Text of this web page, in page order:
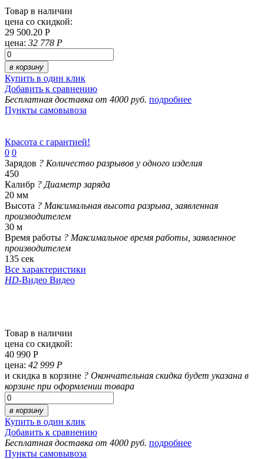
Товар в наличии
цена со скидкой:
29 500.20 Р
цена: 32 778 Р
в корзину
Купить в один клик
Добавить к сравнению
Бесплатная доставка от 4000 руб. подробнее
Пункты самовывоза
Красота с гарантией!
0 0
Зарядов ? Количество разрывов у одного изделия
450
Калибр ? Диаметр заряда
20 мм
Высота ? Максимальная высота разрыва, заявленная
производителем
30 м
Время работы ? Максимальное время работы, заявленное
производителем
135 сек
Все характеристики
HD-Видео Видео
Товар в наличии
цена со скидкой:
40 990 Р
цена: 42 999 Р
и скидка в корзине ? Окончательная скидка будет указана в
корзине при оформлении товара
в корзину
Купить в один клик
Добавить к сравнению
Бесплатная доставка от 4000 руб. подробнее
Пункты самовывоза